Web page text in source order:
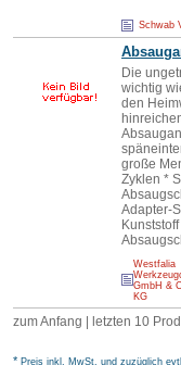
Schwab
Die
wichtig
den
große
Zyklen *
Adapter-
Westfalia
GmbH &
KG
zum Anfang letzten 10
* Preis inkl. MwSt. und zuzüglich